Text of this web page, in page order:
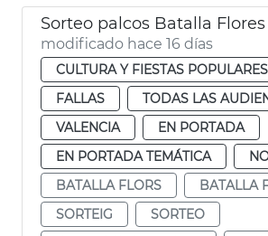
Sorteo palcos Batalla
modificado hace 16 días
CULTURA Y FIESTAS POPULARES
FALLAS
TODAS LAS
VALENCIA
EN PORTADA
EN PORTADA TEMÁTICA
BATALLA FLORS
BATALLA
SORTEIG
SORTEO